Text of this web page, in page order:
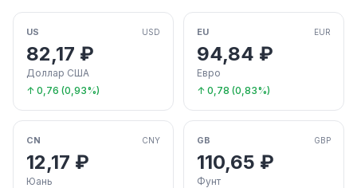
US USD
82,17 ₽
Доллар США
↑ 0,76 (0,93%)
EU EUR
94,84 ₽
Евро
↑ 0,78 (0,83%)
CN CNY
12,17 ₽
Юань
GB GBP
110,65 ₽
Фунт